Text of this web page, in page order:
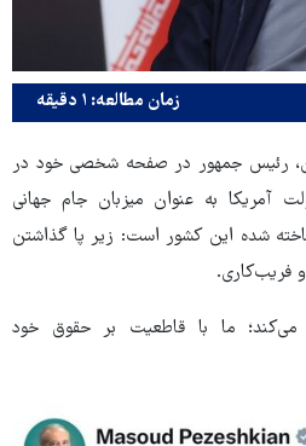
زمان مطالعه: ۱ دقیقه
رئیس جمهور در صفحه شخصی خود در
آمریکا به عنوان میزبان جام جهانی
شده این کشور است: زیر پا گذاشتن
و فریب‌کاری.
می‌کند؛ ما با قاطعیت بر حقوق خود